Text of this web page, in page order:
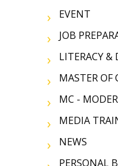
EVENT
JOB
LITERACY &
MASTER OF
MC -
MEDIA
NEWS
PERSONAL